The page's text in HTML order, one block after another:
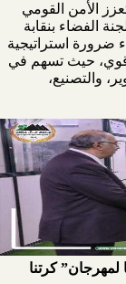
الأمن القومي
الفضاء بنقابة
ضرورة استراتيجية
قوي، حيث تسهم في
والتصنيع،
كرتنا